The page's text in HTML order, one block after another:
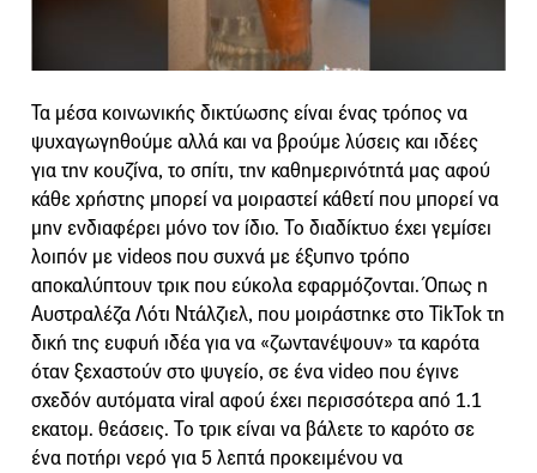
Τα μέσα κοινωνικής δικτύωσης είναι ένας τρόπος να
ψυχαγωγηθούμε αλλά και να βρούμε λύσεις και ιδέες
για την κουζίνα, το σπίτι, την καθημερινότητά μας αφού
κάθε χρήστης μπορεί να μοιραστεί κάθετί που μπορεί να
μην ενδιαφέρει μόνο τον ίδιο. Το διαδίκτυο έχει γεμίσει
λοιπόν με videos που συχνά με έξυπνο τρόπο
αποκαλύπτουν τρικ που εύκολα εφαρμόζονται. Όπως η
Αυστραλέζα Λότι Ντάλζιελ, που μοιράστηκε στο TikTok τη
δική της ευφυή ιδέα για να «ζωντανέψουν» τα καρότα
όταν ξεχαστούν στο ψυγείο, σε ένα video που έγινε
σχεδόν αυτόματα viral αφού έχει περισσότερα από 1.1
εκατομ. θεάσεις. Το τρικ είναι να βάλετε το καρότο σε
ένα ποτήρι νερό για 5 λεπτά προκειμένου να